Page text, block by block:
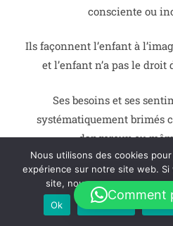
consciente ou
Ils façonnent l’enfant à
et l’enfant n’a pas le droit
Ses besoins et ses
systématiquement brimés
dangereux ou
Comme l’enfant a besoin
progressivement
Comment
Nous utilisons des cookies
expérience sur notre site web.
site, nous supposerons
Ok
Je refuse